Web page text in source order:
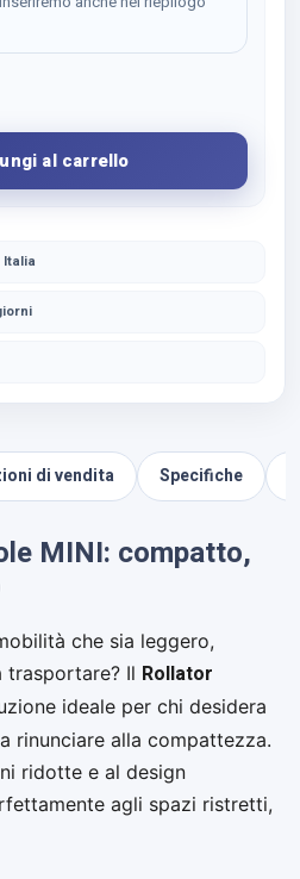
al carrello
di vendita Specifiche
MINI: compatto,
che sia leggero,
trasportare? Il Rollator
ideale per chi desidera
rinunciare alla compattezza.
ridotte e al design
agli spazi ristretti,